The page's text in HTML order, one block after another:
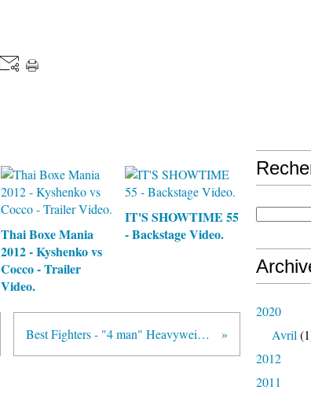
Thai Boxe Mania
2012 - Kyshenko vs
Cocco - Trailer
Video.
IT'S SHOWTIME 55
- Backstage Video.
Best Fighters - "4 man" Heavyweight tournament - K-1 - Troyes
2020
Avril
2012
2011